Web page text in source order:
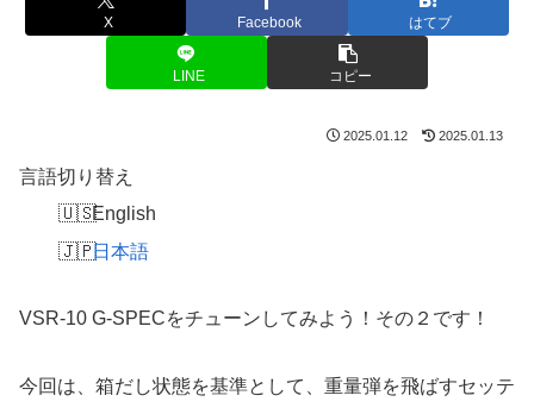
X Facebook はてブ
LINE コピー
2025.01.12 2025.01.13
言語切り替え
English
日本語
VSR-10 G-SPECをチューンしてみよう！その２です！
今回は、箱だし状態を基準として、重量弾を飛ばすセッテ